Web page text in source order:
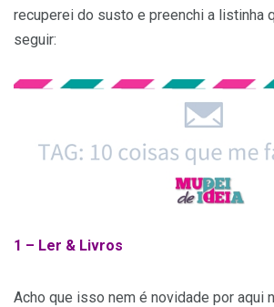
recuperei do susto e preenchi a listinha
seguir:
1 – Ler & Livros
Acho que isso nem é novidade por aqui